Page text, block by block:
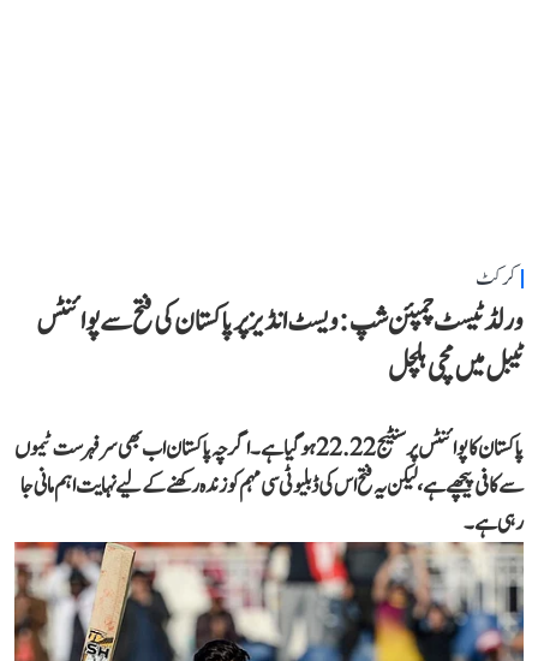
کرکٹ
ورلڈ ٹیسٹ چمپئن شپ: ویسٹ انڈیز پر پاکستان کی فتح سے پوائنٹس
ٹیبل میں مچی ہلچل
پاکستان کا پوائنٹس پرسنٹیج 22.22 ہو گیا ہے۔ اگرچہ پاکستان اب بھی سرفہرست ٹیموں
سے کافی پیچھے ہے، لیکن یہ فتح اس کی ڈبلیو ٹی سی مہم کو زندہ رکھنے کے لیے نہایت اہم مانی جا
رہی ہے۔